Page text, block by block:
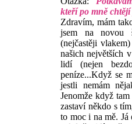
kteří po mně chtějí
Zdravím, mám
jsem na novou
(nejčastěji
našich největších
lidí (nejen
peníze...Když se
jestli nemám
Jenomže když
zastaví někdo s
to moc i na mě.